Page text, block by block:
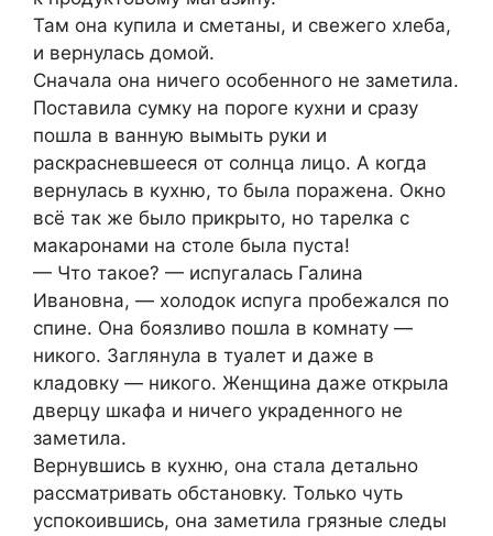
Там она купила и сметаны, и свежего хлеба,
и вернулась домой.
Сначала она ничего особенного не заметила.
Поставила сумку на пороге кухни и сразу
пошла в ванную вымыть руки и
раскрасневшееся от солнца лицо. А когда
вернулась в кухню, то была поражена. Окно
всё так же было прикрыто, но тарелка с
макаронами на столе была пуста!
— Что такое? — испугалась Галина
Ивановна, — холодок испуга пробежался по
спине. Она боязливо пошла в комнату —
никого. Заглянула в туалет и даже в
кладовку — никого. Женщина даже открыла
дверцу шкафа и ничего украденного не
заметила.
Вернувшись в кухню, она стала детально
рассматривать обстановку. Только чуть
успокоившись, она заметила грязные следы